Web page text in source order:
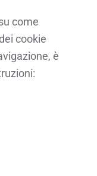
come
cookie
è